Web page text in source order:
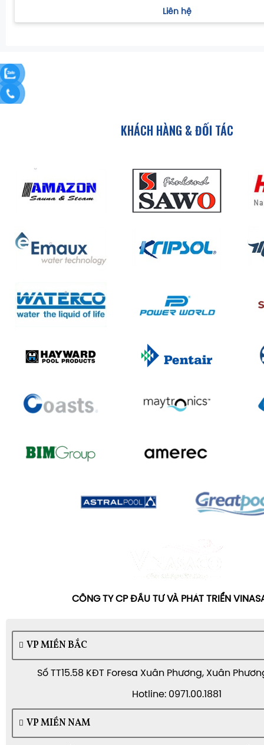
Liên hệ
KHÁCH HÀNG & ĐỐI TÁC
CÔNG TY CP ĐẦU TƯ VÀ PHÁT TRIỂN
VP MIỀN BẮC
Số TT15.58 KĐT Foresa Xuân Phương, Xuân
Hotline: 0971.00.1881
VP MIỀN NAM